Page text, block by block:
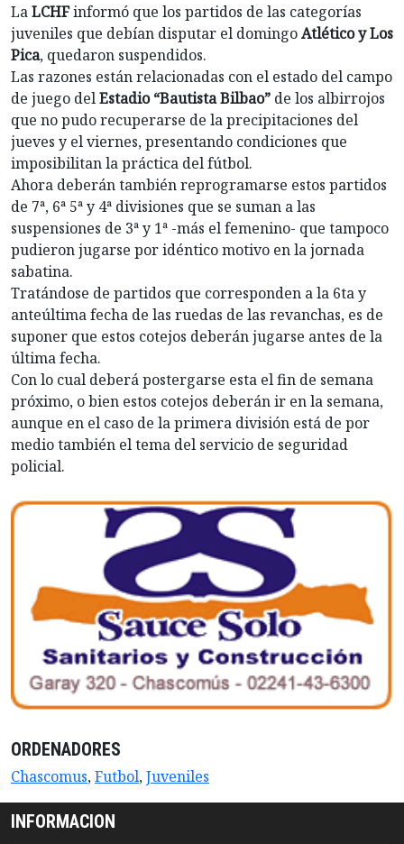
LaLCHFinformó que los partidos de las categorías
juveniles que debían disputar el domingoAtlético y Los
Pica, quedaron suspendidos.
Las razones están relacionadas con el estado del campo
de juego delEstadio “Bautista Bilbao” de los albirrojos
que no pudo recuperarse de la precipitaciones del
jueves y el viernes, presentando condiciones que
imposibilitan la práctica del fútbol.
Ahora deberán también reprogramarse estos partidos
de 7ª, 6ª 5ª y 4ª divisiones que se suman a las
suspensiones de 3ª y 1ª -más el femenino- que tampoco
pudieron jugarse por idéntico motivo en la jornada
sabatina.
Tratándose de partidos que corresponden a la 6ta y
anteúltima fecha de las ruedas de las revanchas, es de
suponer que estos cotejos deberán jugarse antes de la
última fecha.
Con lo cual deberá postergarse esta el fin de semana
próximo, o bien estos cotejos deberán ir en la semana,
aunque en el caso de la primera división está de por
medio también el tema del servicio de seguridad
policial.
ORDENADORES
Chascomus,Futbol,Juveniles
INFORMACION